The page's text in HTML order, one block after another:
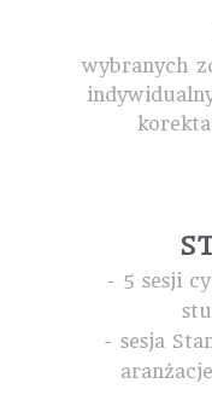
wybranych
- 5 sesji
- sesja